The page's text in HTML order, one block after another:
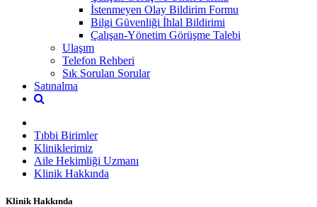
İstenmeyen Olay Bildirim Formu
Bilgi Güvenliği İhlal Bildirimi
Çalışan-Yönetim Görüşme Talebi
Ulaşım
Telefon Rehberi
Sık Sorulan Sorular
Satınalma
Tıbbi Birimler
Kliniklerimiz
Aile Hekimliği Uzmanı
Klinik Hakkında
Klinik Hakkında